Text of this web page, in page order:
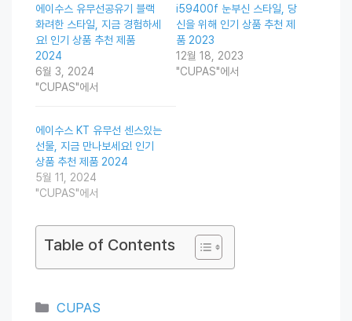
에이수스 유무선공유기 블랙
화려한 스타일, 지금 경험하세
요! 인기 상품 추천 제품
2024
6월 3, 2024
"CUPAS"에서
i59400f 눈부신 스타일, 당
신을 위해 인기 상품 추천 제
품 2023
12월 18, 2023
"CUPAS"에서
에이수스 KT 유무선 센스있는
선물, 지금 만나보세요! 인기
상품 추천 제품 2024
5월 11, 2024
"CUPAS"에서
Table of Contents
Categories
CUPAS